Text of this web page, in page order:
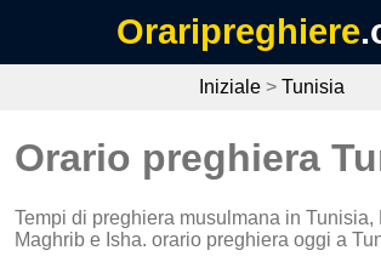
Oraripreghiere
Iniziale > Tunisia
Orario preghiera
Tempi di preghiera musulmana in Tunisia,
Maghrib e Isha. orario preghiera oggi a